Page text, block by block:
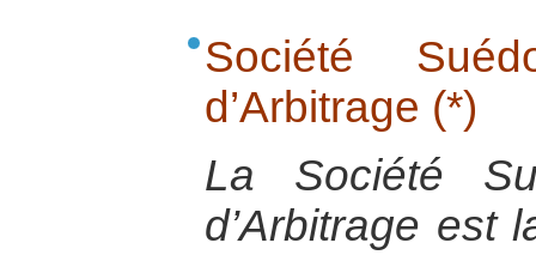
Société
d’Arbitrage (*)
La Société
d’Arbitrage est